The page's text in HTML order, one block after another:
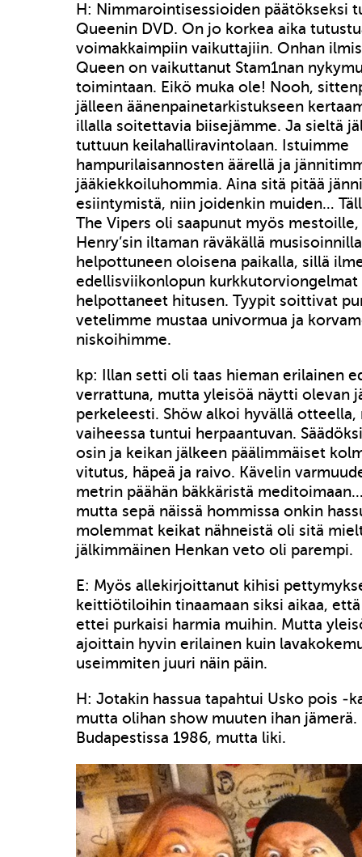
H: Nimmarointisessioiden päätökseksi
Queenin DVD. On jo korkea aika
voimakkaimpiin vaikuttajiin. Onhan
Queen on vaikuttanut Stam1nan
toimintaan. Eikö muka ole! Nooh,
jälleen äänenpainetarkistukseen
illalla soitettavia biisejämme. Ja sieltä
tuttuun keilahalliravintolaan. Istuimme
hampurilaisannosten äärellä ja
jääkiekkoiluhommia. Aina sitä pitää
esiintymistä, niin joidenkin muiden…
The Vipers oli saapunut myös
Henry’sin iltaman räväkällä
helpottuneen oloisena paikalla, sillä
edellisviikonlopun
helpottaneet hitusen. Tyypit soittivat
vetelimme mustaa univormua ja
niskoihimme.
kp: Illan setti oli taas hieman erilainen
verrattuna, mutta yleisöä näytti olevan
perkeleesti. Shöw alkoi hyvällä otteella,
vaiheessa tuntui herpaantuvan.
osin ja keikan jälkeen päälimmäiset
vitutus, häpeä ja raivo. Kävelin
metrin päähän bäkkäristä
mutta sepä näissä hommissa onkin
molemmat keikat nähneistä oli sitä
jälkimmäinen Henkan veto oli parempi.
E: Myös allekirjoittanut kihisi
keittiötiloihin tinaamaan siksi aikaa,
ettei purkaisi harmia muihin. Mutta
ajoittain hyvin erilainen kuin
useimmiten juuri näin päin.
H: Jotakin hassua tapahtui Usko pois -
mutta olihan show muuten ihan jämerä.
Budapestissa 1986, mutta liki.